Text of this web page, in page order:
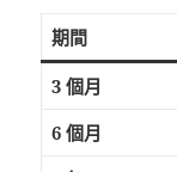
期間
3 個月
6 個月